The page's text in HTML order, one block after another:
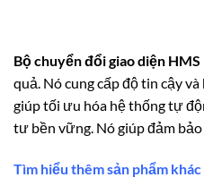
Bộ chuyển đổi giao diện HMS
quả. Nó cung cấp độ tin cậy và
giúp tối ưu hóa hệ thống tự
tư bền vững. Nó giúp đảm
Tìm hiểu thêm sản phẩm khác